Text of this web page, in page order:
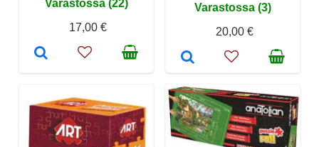
Varastossa (22)
17,00 €
Varastossa (3)
20,00 €